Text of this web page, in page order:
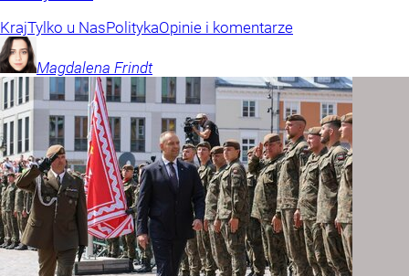
KrajTylko u NasPolitykaOpinie i komentarze
Magdalena Frindt